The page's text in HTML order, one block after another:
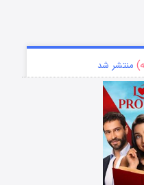
منتشر شد